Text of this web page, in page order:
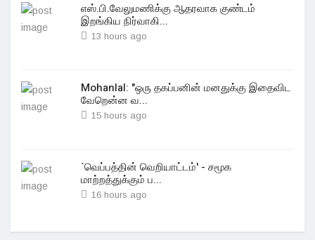
எஸ்.பி.வேலுமணிக்கு ஆதரவாக குண்டம்
இறங்கிய நிர்வாகி...
13 hours ago
Mohanlal: "ஒரு தகப்பனின் மனதுக்கு இதைவிட
வேறென்ன வ...
15 hours ago
`வெப்பத்தின் வெறியாட்டம்' - சமூக
மாற்றத்துக்கும் ப...
16 hours ago